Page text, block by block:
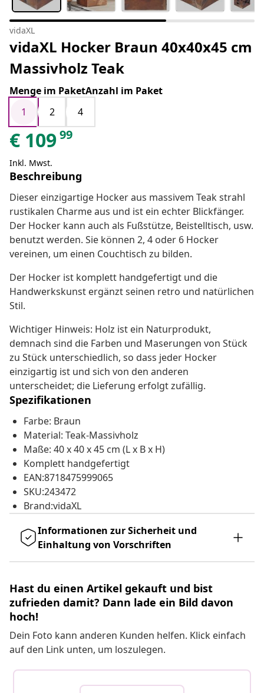
vidaXL
vidaXL Hocker Braun 40x40x45 cm
Massivholz Teak
Menge im PaketAnzahl im Paket
1
2 4
€ 10999
Inkl. Mwst.
Beschreibung
Dieser einzigartige Hocker aus massivem Teak strahl
rustikalen Charme aus und ist ein echter Blickfänger.
Der Hocker kann auch als Fußstütze, Beistelltisch, usw.
benutzt werden. Sie können 2, 4 oder 6 Hocker
vereinen, um einen Couchtisch zu bilden.
Der Hocker ist komplett handgefertigt und die
Handwerkskunst ergänzt seinen retro und natürlichen
Stil.
Wichtiger Hinweis: Holz ist ein Naturprodukt,
demnach sind die Farben und Maserungen von Stück
zu Stück unterschiedlich, so dass jeder Hocker
einzigartig ist und sich von den anderen
unterscheidet; die Lieferung erfolgt zufällig.
Spezifikationen
Farbe: Braun
Material: Teak-Massivholz
Maße: 40 x 40 x 45 cm (L x B x H)
Komplett handgefertigt
EAN:8718475999065
SKU:243472
Brand:vidaXL
Informationen zur Sicherheit und
Einhaltung von Vorschriften
Hast du einen Artikel gekauft und bist
zufrieden damit? Dann lade ein Bild davon
hoch!
Dein Foto kann anderen Kunden helfen. Klick einfach
auf den Link unten, um loszulegen.